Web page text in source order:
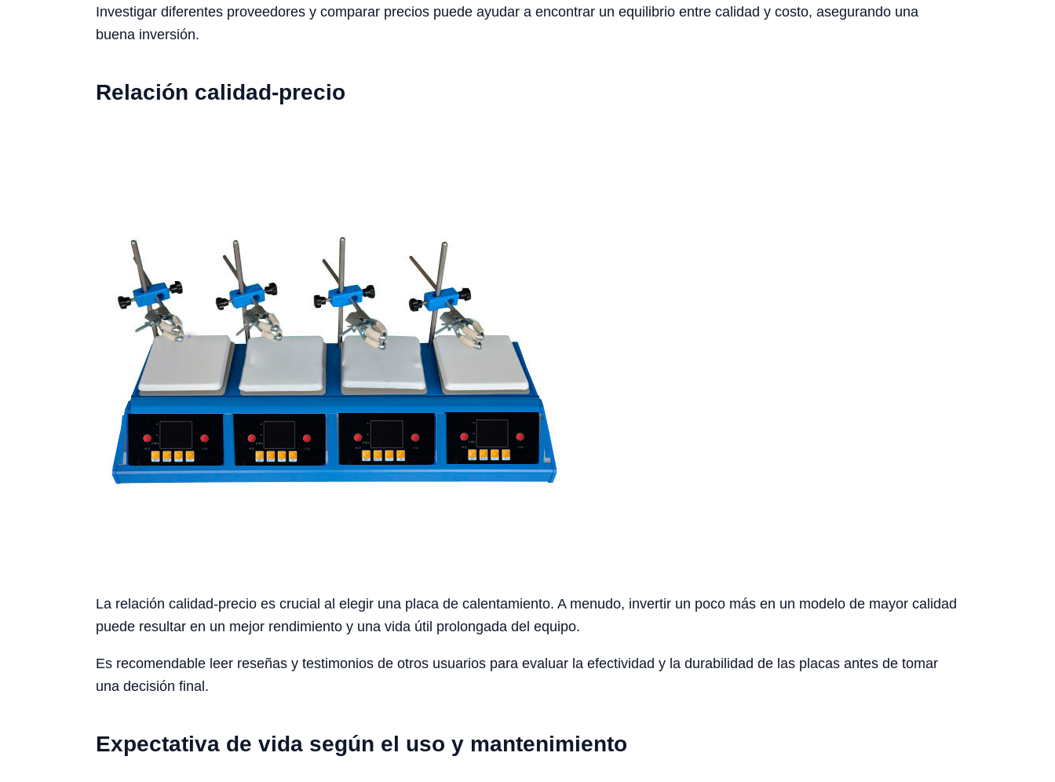
Investigar diferentes proveedores y comparar precios puede ayudar a encontrar un equilibrio entre calidad y costo, asegurando una
buena inversión.
Relación calidad-precio
La relación calidad-precio es crucial al elegir una placa de calentamiento. A menudo, invertir un poco más en un modelo de mayor calidad
puede resultar en un mejor rendimiento y una vida útil prolongada del equipo.
Es recomendable leer reseñas y testimonios de otros usuarios para evaluar la efectividad y la durabilidad de las placas antes de tomar
una decisión final.
Expectativa de vida según el uso y mantenimiento